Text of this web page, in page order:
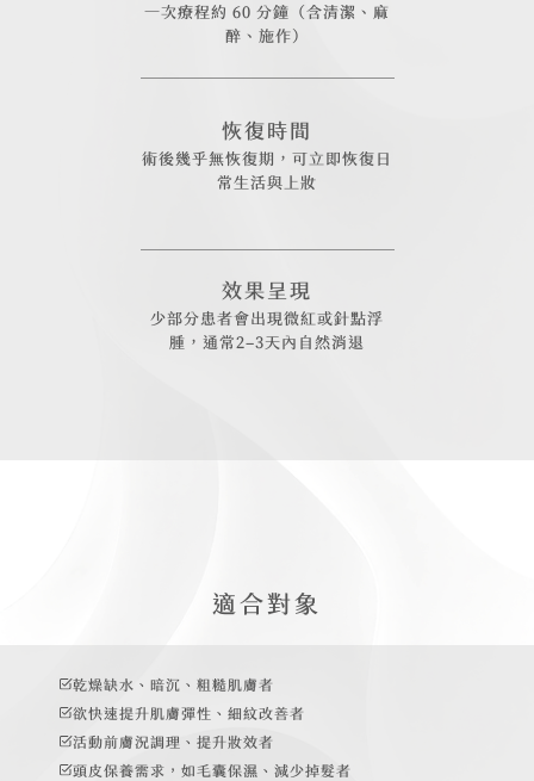
一次療程約 60 分鐘（含清潔、麻
醉、施作）
恢復時間
術後幾乎無恢復期，可立即恢復日
常生活與上妝
效果呈現
少部分患者會出現微紅或針點浮
腫，通常2–3天內自然消退
適合對象
乾燥缺水、暗沉、粗糙肌膚者
欲快速提升肌膚彈性、細紋改善者
活動前膚況調理、提升妝效者
頭皮保養需求，如毛囊保濕、減少掉髮者